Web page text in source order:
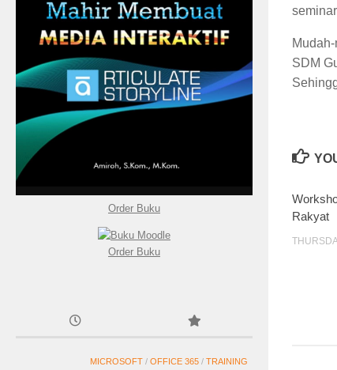
SDM
Rakyat
Order Buku
Order Buku
MICROSOFT / OFFICE 365 / TRAINING